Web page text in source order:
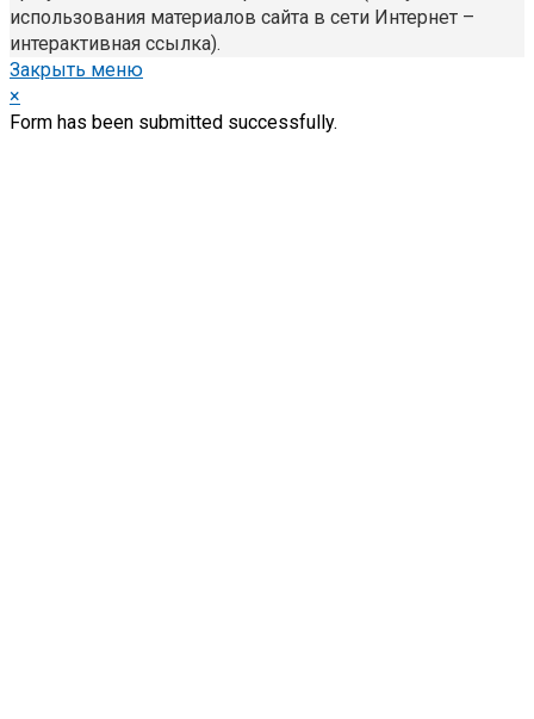
использования материалов сайта в сети Интернет –
интерактивная ссылка).
Закрыть меню
×
Form has been submitted successfully.